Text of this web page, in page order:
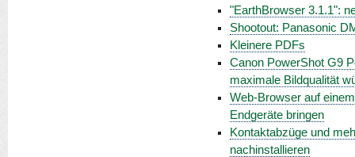
"EarthBrowser 3.1.1":
Shootout: Panasonic
Kleinere PDFs
Canon PowerShot G9
maximale Bildqualität
Web-Browser auf
Endgeräte bringen
Kontaktabzüge und
nachinstallieren